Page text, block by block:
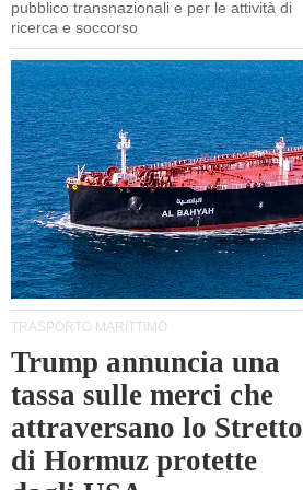
pubblico transnazionali e per le attività di
ricerca e soccorso
TRASPORTO MARITTIMO
Trump annuncia una
tassa sulle merci che
attraversano lo Stretto
di Hormuz protette